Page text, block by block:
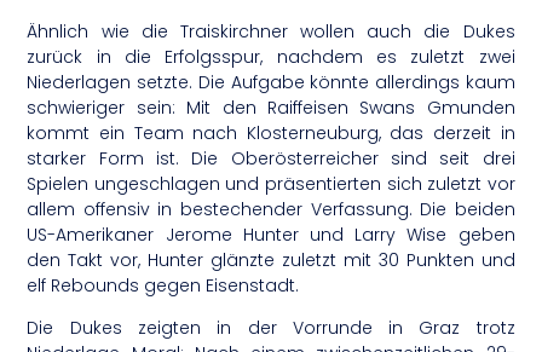
Ähnlich wie die Traiskirchner wollen auch die Dukes
zurück in die Erfolgsspur, nachdem es zuletzt zwei
Niederlagen setzte. Die Aufgabe könnte allerdings kaum
schwieriger sein: Mit den Raiffeisen Swans Gmunden
kommt ein Team nach Klosterneuburg, das derzeit in
starker Form ist. Die Oberösterreicher sind seit drei
Spielen ungeschlagen und präsentierten sich zuletzt vor
allem offensiv in bestechender Verfassung. Die beiden
US-Amerikaner Jerome Hunter und Larry Wise geben
den Takt vor, Hunter glänzte zuletzt mit 30 Punkten und
elf Rebounds gegen Eisenstadt.
Die Dukes zeigten in der Vorrunde in Graz trotz